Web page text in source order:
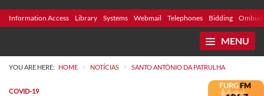
Information Access Library Systems Webmail Telephones Bidding
MENU
YOU ARE HERE: HOME > NOTÍCIAS > SANTO ANTÔNIO DA PATRULHA
COVID-19